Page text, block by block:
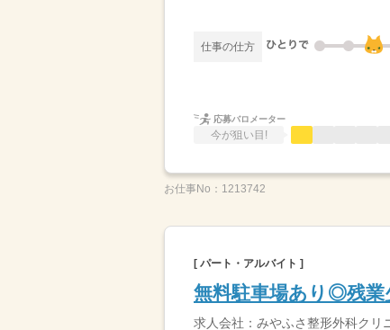
仕事の仕方
応募バロメーター
今が狙い目!
お仕事No： 1213742
[ パート・アルバイト ]
無料駐車場あり◎残
求人会社：みやふさ整形外科クリ